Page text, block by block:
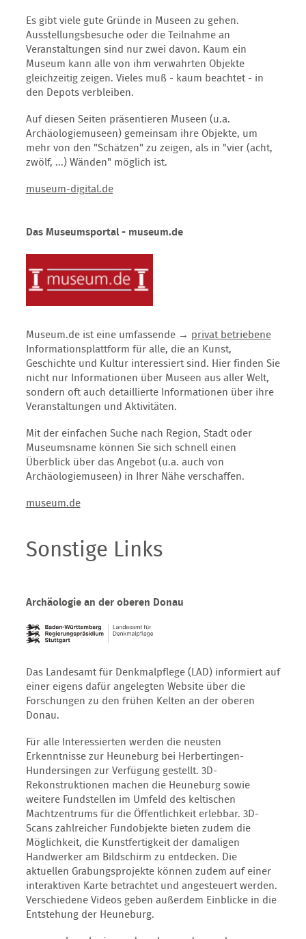
Es gibt viele gute Gründe in Museen zu gehen.
Ausstellungsbesuche oder die Teilnahme an
Veranstaltungen sind nur zwei davon. Kaum ein
Museum kann alle von ihm verwahrten Objekte
gleichzeitig zeigen. Vieles muß - kaum beachtet - in
den Depots verbleiben.
Auf diesen Seiten präsentieren Museen (u.a.
Archäologiemuseen) gemeinsam ihre Objekte, um
mehr von den "Schätzen" zu zeigen, als in "vier (acht,
zwölf, ...) Wänden" möglich ist.
museum-digital.de
Das Museumsportal - museum.de
Museum.de ist eine umfassende → privat betriebene
Informationsplattform für alle, die an Kunst,
Geschichte und Kultur interessiert sind. Hier finden Sie
nicht nur Informationen über Museen aus aller Welt,
sondern oft auch detaillierte Informationen über ihre
Veranstaltungen und Aktivitäten.
Mit der einfachen Suche nach Region, Stadt oder
Museumsname können Sie sich schnell einen
Überblick über das Angebot (u.a. auch von
Archäologiemuseen) in Ihrer Nähe verschaffen.
museum.de
Sonstige Links
Archäologie an der oberen Donau
Das Landesamt für Denkmalpflege (LAD) informiert auf
einer eigens dafür angelegten Website über die
Forschungen zu den frühen Kelten an der oberen
Donau.
Für alle Interessierten werden die neusten
Erkenntnisse zur Heuneburg bei Herbertingen-
Hundersingen zur Verfügung gestellt. 3D-
Rekonstruktionen machen die Heuneburg sowie
weitere Fundstellen im Umfeld des keltischen
Machtzentrums für die Öffentlichkeit erlebbar. 3D-
Scans zahlreicher Fundobjekte bieten zudem die
Möglichkeit, die Kunstfertigkeit der damaligen
Handwerker am Bildschirm zu entdecken. Die
aktuellen Grabungsprojekte können zudem auf einer
interaktiven Karte betrachtet und angesteuert werden.
Verschiedene Videos geben außerdem Einblicke in die
Entstehung der Heuneburg.